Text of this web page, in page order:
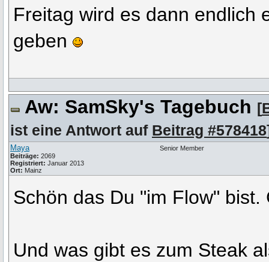
Freitag wird es dann endlich
geben
Aw: SamSky's Tagebuch [
ist eine Antwort auf Beitrag #578418
Maya
Beiträge: 2069
Registriert: Januar 2013
Ort: Mainz
Senior Member
Schön das Du "im Flow" bist.
Und was gibt es zum Steak